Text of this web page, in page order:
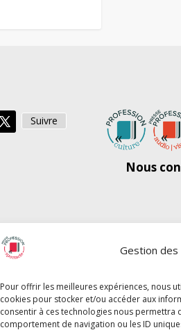
Gestion des
Pour offrir les meilleures expériences, nous
cookies pour stocker et/ou accéder aux
consentir à ces technologies nous permettra
comportement de navigation ou les ID
Suivre
Nous